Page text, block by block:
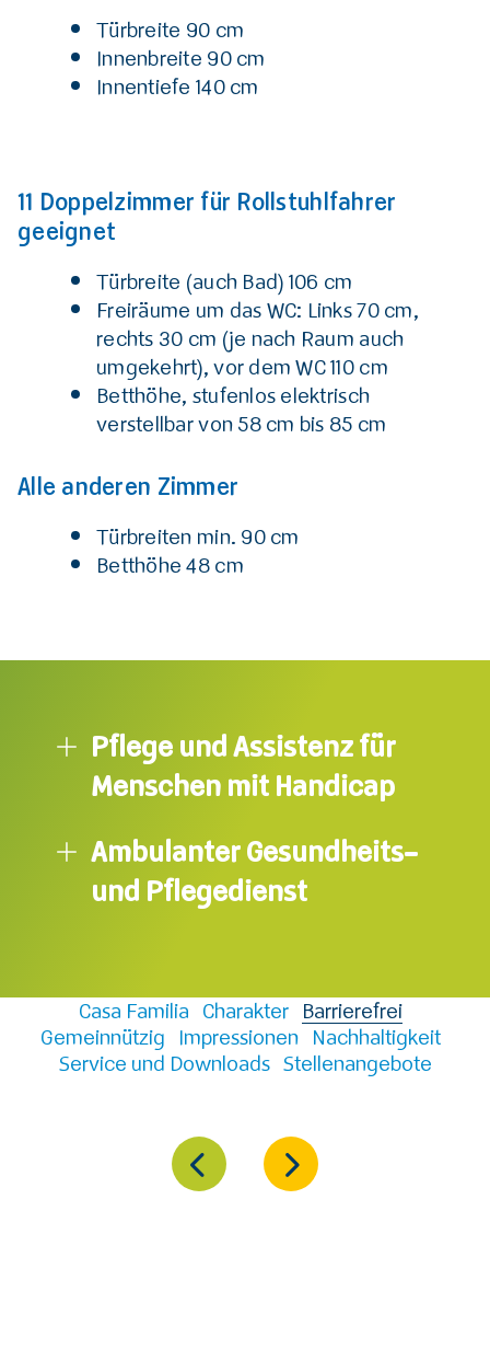
Türbreite 90 cm
Innenbreite 90 cm
Innentiefe 140 cm
11 Doppelzimmer für Rollstuhlfahrer
geeignet
Türbreite (auch Bad) 106 cm
Freiräume um das WC: Links 70 cm,
rechts 30 cm (je nach Raum auch
umgekehrt), vor dem WC 110 cm
Betthöhe, stufenlos elektrisch
verstellbar von 58 cm bis 85 cm
Alle anderen Zimmer
Türbreiten min. 90 cm
Betthöhe 48 cm
Pflege und Assistenz für
Menschen mit Handicap
Ambulanter Gesundheits-
und Pflegedienst
Casa Familia Charakter Barrierefrei
Gemeinnützig Impressionen Nachhaltigkeit
Service und Downloads Stellenangebote